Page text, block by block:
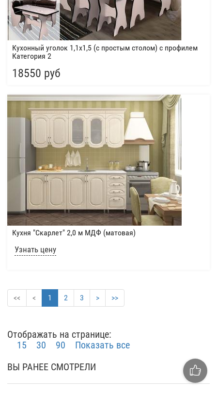
Кухонный уголок 1,1х1,5 (с простым столом) с профилем
Категория 2
18550 руб
Кухня "Скарлет" 2,0 м МДФ (матовая)
Узнать цену
<< < 1 2 3 > >>
Отображать на странице:
15
30 90
Показать все
ВЫ РАНЕЕ СМОТРЕЛИ